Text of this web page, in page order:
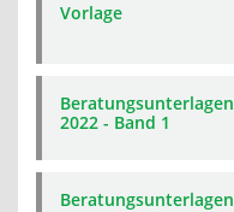
Vorlage
2022 - Band 1